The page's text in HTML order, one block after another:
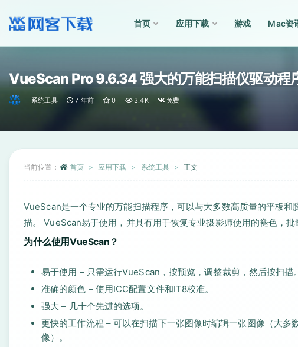
首页 应用下载 游戏 Mac资
VueScan Pro 9.6.34 强大的万能扫描仪驱动程
系统工具 7 年前 0 3.4K 免费
当前位置： 首页 应用下载 系统工具 正文
VueScan是一个专业的万能扫描程序，可以与大多数高质量的平板
描。 VueScan易于使用，并具有用于恢复专业摄影师使用的褪色，批
为什么使用VueScan？
易于使用 – 只需运行VueScan，按预览，调整裁剪，然后按扫描。
准确的颜色 – 使用ICC配置文件和IT8校准。
强大 – 几十个先进的选项。
更快的工作流程 – 可以在扫描下一张图像时编辑一张图像（大
像）。